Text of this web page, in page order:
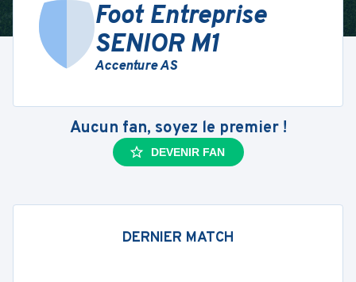
Foot Entreprise
SENIOR M1
Accenture AS
Aucun fan, soyez le premier !
DEVENIR FAN
DERNIER MATCH